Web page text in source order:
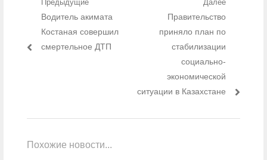
Навигация по записям
Предыдущие
Предыдущий пост:
Водитель акимата
Костаная совершил
смертельное ДТП
Далее
Следующий пост:
Правительство
приняло план по
стабилизации
социально-
экономической
ситуации в Казахстане
Похожие новости...